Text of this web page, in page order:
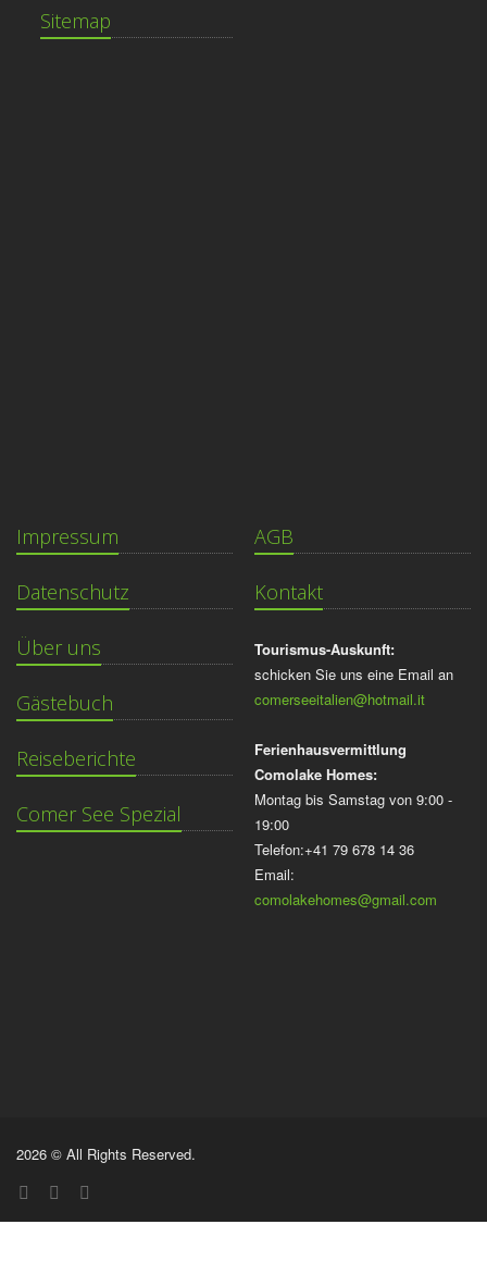
Sitemap
Impressum
Datenschutz
Über uns
Gästebuch
Reiseberichte
Comer See Spezial
AGB
Kontakt
Tourismus-Auskunft:
schicken Sie uns eine Email an
comerseeitalien@hotmail.it
Ferienhausvermittlung
Comolake Homes:
Montag bis Samstag von 9:00 -
19:00
Telefon:+41 79 678 14 36
Email:
comolakehomes@gmail.com
2026 © All Rights Reserved.